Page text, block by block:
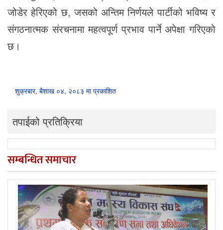
जोडेर हेरिएको छ, जसको अन्तिम निर्णयले पार्टीको भविष्य र
संगठनात्मक संरचनामा महत्वपूर्ण प्रभाव पार्ने अपेक्षा गरिएको
छ।
शुक्रबार, बैशाख ०४, २०८३ मा प्रकाशित
तपाईको प्रतिक्रिया
सम्बन्धित समाचार